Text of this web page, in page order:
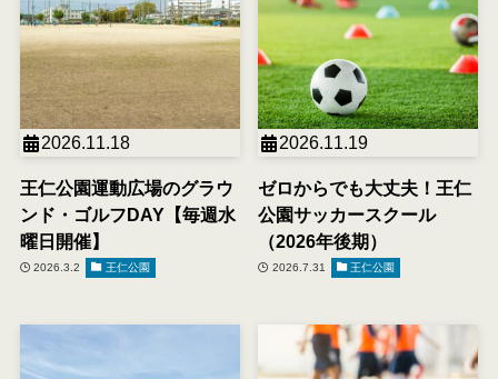
2026.11.18
王仁公園運動広場のグラウ
ンド・ゴルフDAY【毎週水
曜日開催】
2026.3.2 王仁公園
2026.11.19
ゼロからでも大丈夫！王仁
公園サッカースクール
（2026年後期）
2026.7.31 王仁公園